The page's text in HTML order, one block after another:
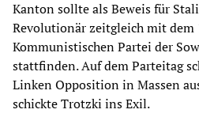
Kanton sollte als Beweis für
Revolutionär zeitgleich mit dem
Kommunistischen Partei der
stattfinden. Auf dem Parteitag
Linken Opposition in Massen
schickte Trotzki ins Exil.